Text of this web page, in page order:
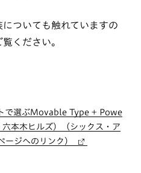
ついても触れていますの
ください。
で選ぶMovable Type + Powe
本木ヒルズ）（シックス・ア
ージへのリンク）